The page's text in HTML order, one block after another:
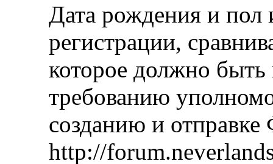
Дата рождения и пол
регистрации,
которое должно быть
требованию
созданию и
http://